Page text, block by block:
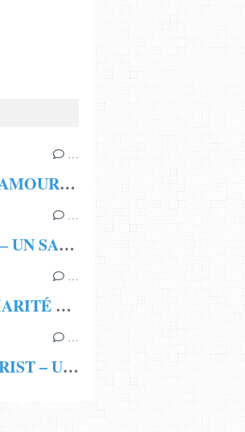
…
LE JUGEMENT DE L'AMOUR NON PARTAGÉ
…
JEAN DE SHANGHAI ‒ UN SAINT ET UN THAUMATURGE MODERNE
…
FOI, ESPÉRANCE, CHARITÉ LES SAINTES ET LES VERTUS CHRÉTIENNES
…
L’ASCENSION DU CHRIST – UNE TRISTESSE REMPLIE DE JOIE